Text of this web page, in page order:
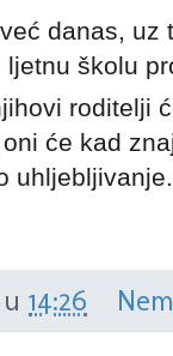
danas, uz
školu
roditelji
će kad
u 14:26